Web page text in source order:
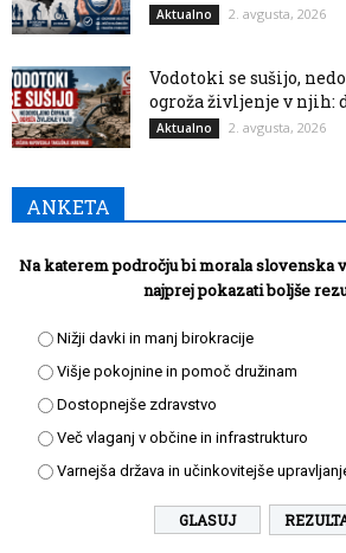
Aktualno 2. avgusta, 2026
Vodotoki se sušijo,
ogroža življenje v njih:
Aktualno 2. avgusta, 2026
ANKETA
Na katerem področju bi morala slovenska
najprej pokazati boljše
Nižji davki in manj birokracije
Višje pokojnine in pomoč družinam
Dostopnejše zdravstvo
Več vlaganj v občine in infrastrukturo
Varnejša država in učinkovitejše